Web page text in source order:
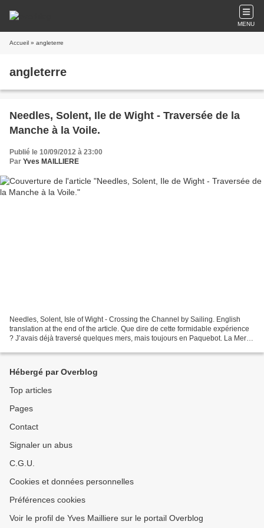
MENU
Accueil » angleterre
angleterre
Needles, Solent, Ile de Wight - Traversée de la
Manche à la Voile.
Publié le 10/09/2012 à 23:00
Par Yves MAILLIERE
Needles, Solent, Isle of Wight - Crossing the Channel by Sailing. English
translation at the end of the article. Que dire de cette formidable expérience
? J’avais déjà traversé quelques mers, mais toujours en Paquebot. La Mer
Hébergé par Overblog
Top articles
Pages
Contact
Signaler un abus
C.G.U.
Cookies et données personnelles
Préférences cookies
Voir le profil de Yves Mailliere sur le portail Overblog